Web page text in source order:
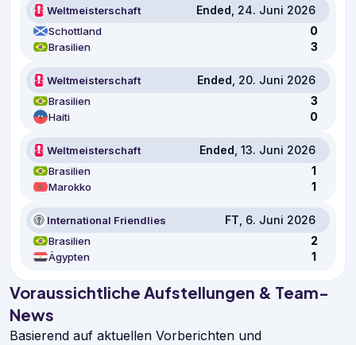
Weltmeisterschaft Ended , 24. Juni 2026
Schottland 0
Brasilien 3
Weltmeisterschaft Ended , 20. Juni 2026
Brasilien 3
Haiti 0
Weltmeisterschaft Ended , 13. Juni 2026
Brasilien 1
Marokko 1
International Friendlies FT , 6. Juni 2026
Brasilien 2
Ägypten 1
Voraussichtliche Aufstellungen & Team-
News
Basierend auf aktuellen Vorberichten und